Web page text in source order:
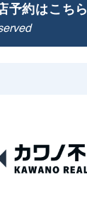
予約はこちら